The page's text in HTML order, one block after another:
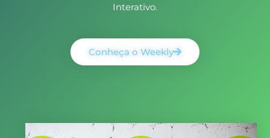
Interativo.
Conheça o Weekly